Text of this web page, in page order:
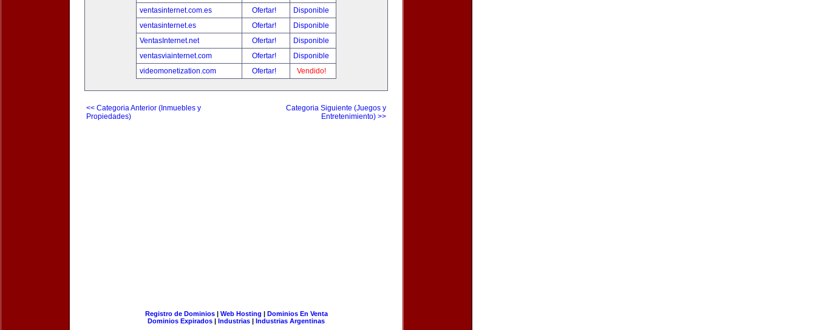
ventasinternet.com.es
Ofertar!
Disponible
ventasinternet.es
Ofertar!
Disponible
VentasInternet.net
Ofertar!
Disponible
ventasviainternet.com
Ofertar!
Disponible
videomonetization.com
Ofertar! Vendido!
<< Categoria Anterior (Inmuebles y
Propiedades)
Categoria Siguiente (Juegos y
Entretenimiento) >>
Registro de Dominios| Web Hosting | Dominios En Venta
Dominios Expirados | Industrias | Industrias Argentinas